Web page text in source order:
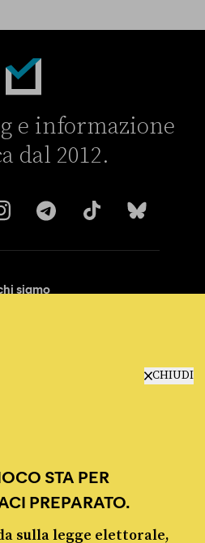
CHIUDI
STA PER
PREPARATO.
sulla legge elettorale,
e informazione
dal 2012.
siamo